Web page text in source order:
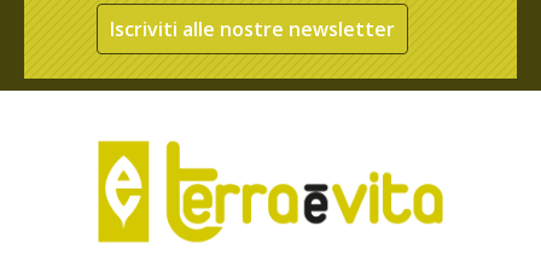
Iscriviti alle nostre newsletter